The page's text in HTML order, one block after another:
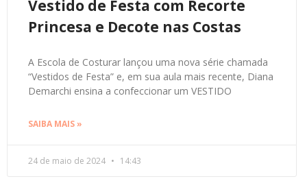
Vestido de Festa com Recorte
Princesa e Decote nas Costas
A Escola de Costurar lançou uma nova série chamada
“Vestidos de Festa” e, em sua aula mais recente, Diana
Demarchi ensina a confeccionar um VESTIDO
SAIBA MAIS »
24 de maio de 2024 14:43